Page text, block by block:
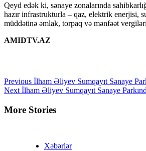
Qeyd edək ki, sənaye zonalarında
hazır infrastrukturla – qaz, elektrik enerjisi,
müddətinə əmlak, torpaq və mənfəət
AMIDTV.AZ
Continue
Reading
Previous İlham Əliyev Sumqayıt Sənaye
Next İlham Əliyev Sumqayıt Sənaye
More Stories
Xəbərlər